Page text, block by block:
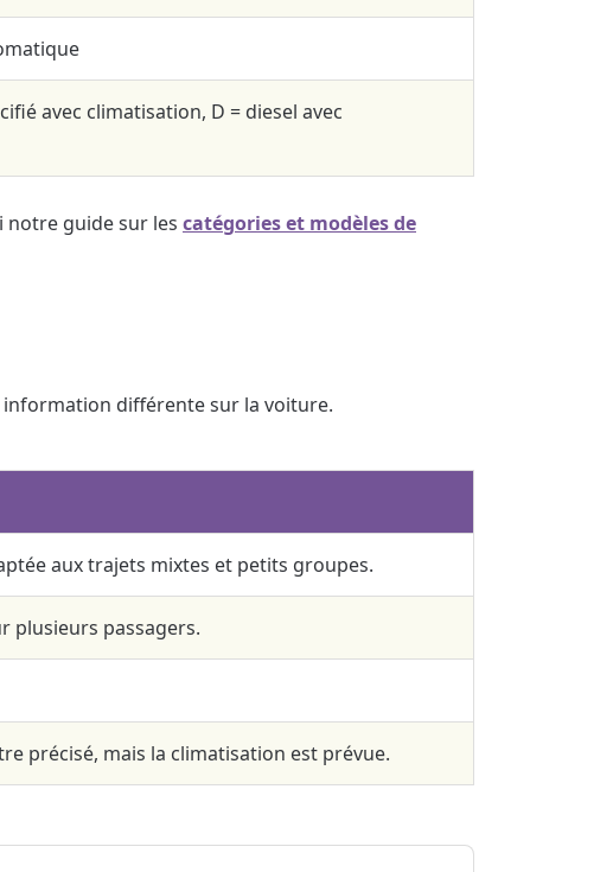
avec climatisation, D = diesel avec
notre guide sur les catégories et modèles de
information différente sur la voiture.
aux trajets mixtes et petits groupes.
plusieurs passagers.
précisé, mais la climatisation est prévue.